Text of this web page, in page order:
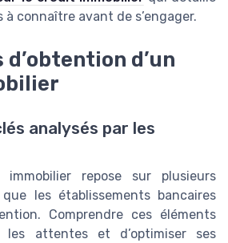
connaître avant de s’engager.
d’un
analysés par les
repose sur plusieurs
les établissements bancaires
Comprendre ces éléments
les attentes et d’optimiser ses